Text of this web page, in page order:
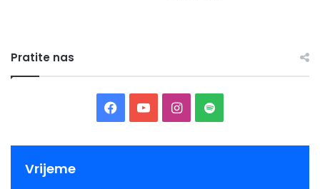
v
Pratite nas
I
S
Vrijeme